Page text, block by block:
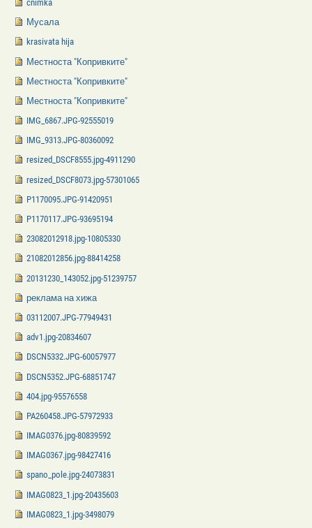
cnimka
Мусала
krasivata hija
Местноста "Копривките"
Местноста "Копривките"
Местноста "Копривките"
IMG_6867.JPG-92555019
IMG_9313.JPG-80360092
resized_DSCF8555.jpg-4911290
resized_DSCF8073.jpg-57301065
P1170095.JPG-91420951
P1170117.JPG-93695194
23082012918.jpg-10805330
21082012856.jpg-88414258
20131230_143052.jpg-51239757
реклама на хижа
03112007.JPG-77949431
adv1.jpg-20834607
DSCN5332.JPG-60057977
DSCN5352.JPG-68851747
404.jpg-95576558
PA260458.JPG-57972933
IMAG0376.jpg-80839592
IMAG0367.jpg-98427416
spano_pole.jpg-24073831
IMAG0823_1.jpg-20435603
IMAG0823_1.jpg-3498079